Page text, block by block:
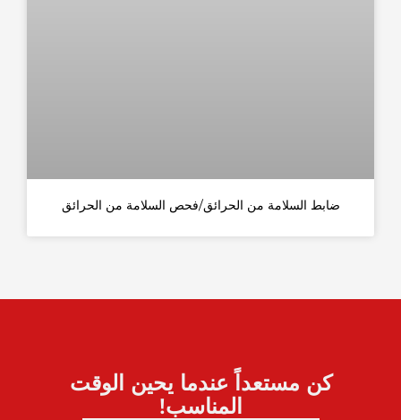
ضابط السلامة من الحرائق/فحص السلامة من الحرائق
كن مستعداً عندما يحين الوقت
المناسب!